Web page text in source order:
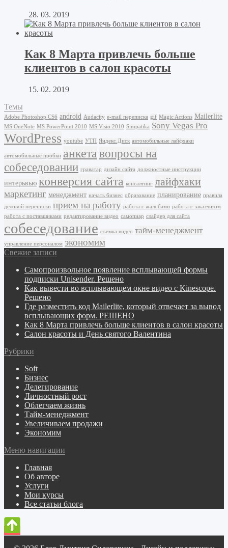
28. 03. 2019
Как 8 Марта привлечь больше
клиентов в салон красоты
15. 02. 2019
Темы
Adobe Photoshop CS6 android Audacity e-mail переписка gif Magic Actions Mailerlite
MS OneNote MS PowerPoint 2010 MS Visio 2010 Simpatika Sony Vegas Pro
WordPress youtube УТП Яндекс.Диск автомобильные лайфхаки
автомобильные пробки анкета вопросы на
собеседовании граватар дизайн сайта должностные инструкции
интерьвью конверсия сайта консалтинг лайфхаки
маркетинг менеджмент начать бизнес образование планирование правила
деловой переписки прием на работу работа с жалобами работа с заказчиком
работа с поставщиками редактирование видео самопиар слайдер для сайта
собеседование съемка видео тайм-менеджмент
управление персоналом экономим
Свежие записи
Самопроизвольное появление всплывающей формы
подписки Unisender. Решено
Как вывести во всплывающем окне видео с Kinescope.
Решено
Где разместить код Mailerlite, который отвечает за вывод
всплывающих форм. РЕШЕНО
Как 8 Марта привлечь больше клиентов в салон красоты
Салон красоты и День святого Валентина
Рубрики
Soft
Бизнес
Делегирование
Личностный рост
Облегчаем жизнь
Тайм-менеджмент
Увеличиваем продажи
Экономим
Меню навигации
Главная
Об авторе
Услуги
Мои курсы
Все статьи блога